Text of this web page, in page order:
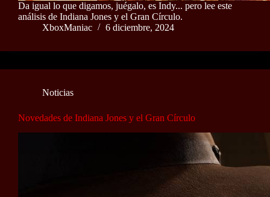
Da igual lo que digamos, juégalo, es Indy... pero lee este
análisis de Indiana Jones y el Gran Círculo.
XboxManiac
6 diciembre, 2024
Noticias
Novedades de Indiana Jones y el Gran Círculo